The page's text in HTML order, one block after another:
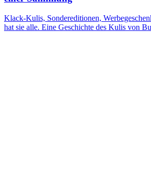
Klack-Kulis, Sondereditionen,
hat sie alle. Eine Geschichte des Kulis von